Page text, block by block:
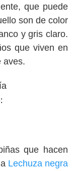
que puede
son de color
y gris claro.
que viven en
aves.
que hacen
Lechuza negra